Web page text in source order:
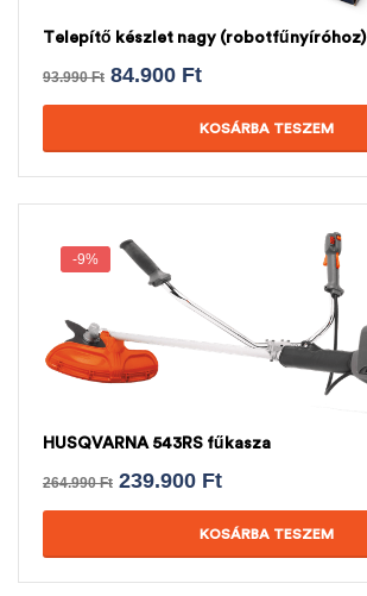
Telepítő készlet nagy (robotfűnyíróhoz)
93.990Ft 84.900 Ft
KOSÁRBA TESZEM
-9%
HUSQVARNA 543RS fűkasza
264.990Ft 239.900 Ft
KOSÁRBA TESZEM